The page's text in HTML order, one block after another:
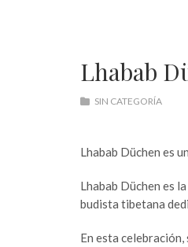
Lhabab
SIN CATEGORÍA
Lhabab Düchen es
Lhabab Düchen es
budista tibetana
En esta